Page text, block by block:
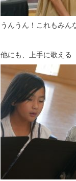
うんうん！これもみん
他にも、上手に歌える